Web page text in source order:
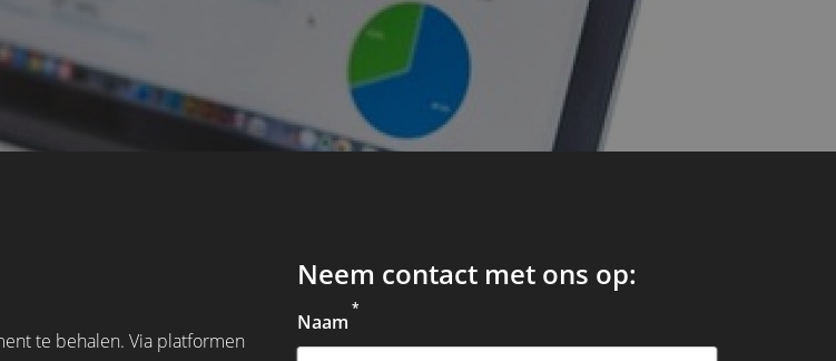
te behalen. Via platformen
Neem contact met ons op:
Naam
*